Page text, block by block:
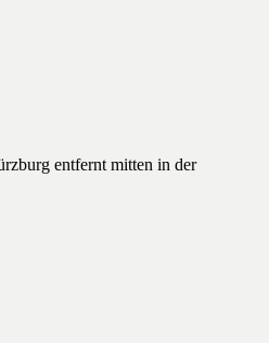
entfernt mitten in der